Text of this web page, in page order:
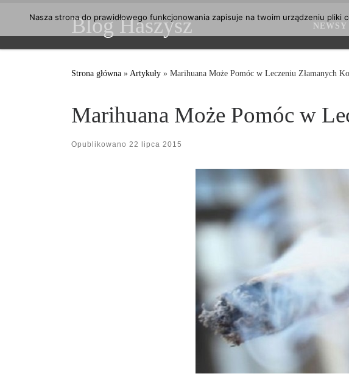
Przejdź do treściBlog Haszysz NEWSY
Strona główna »Artykuły » Marihuana Może Pomóc w Leczeniu Złamanych
Marihuana Może Pomóc w
Opublikowano 22 lipca 2015
Nasza strona do prawidłowego funkcjonowania zapisuje na twoim urządzeniu